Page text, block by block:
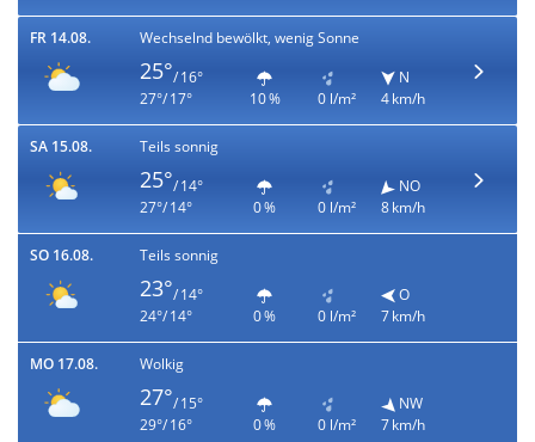
FR 14.08. Wechselnd bewölkt, wenig Sonne
25°/ 16°
27°/ 17°
10 % 0 l/m²
N
4 km/h
SA 15.08. Teils sonnig
25°/ 14°
27°/ 14°
0 % 0 l/m²
NO
8 km/h
SO 16.08. Teils sonnig
23°/ 14°
24°/ 14°
0 % 0 l/m²
O
7 km/h
MO 17.08. Wolkig
27°/ 15°
29°/ 16°
0 % 0 l/m²
NW
7 km/h